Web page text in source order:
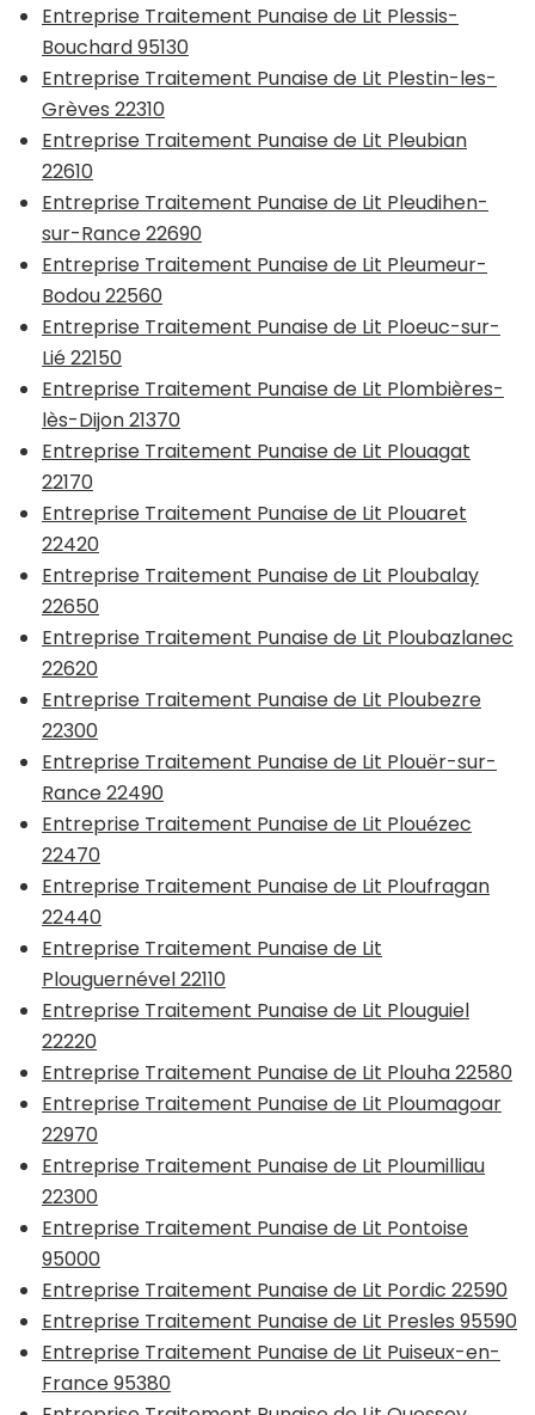
Entreprise Traitement Punaise de Lit Plessis-
Bouchard 95130
Entreprise Traitement Punaise de Lit Plestin-les-
Grèves 22310
Entreprise Traitement Punaise de Lit Pleubian
22610
Entreprise Traitement Punaise de Lit Pleudihen-
sur-Rance 22690
Entreprise Traitement Punaise de Lit Pleumeur-
Bodou 22560
Entreprise Traitement Punaise de Lit Ploeuc-sur-
Lié 22150
Entreprise Traitement Punaise de Lit Plombières-
lès-Dijon 21370
Entreprise Traitement Punaise de Lit Plouagat
22170
Entreprise Traitement Punaise de Lit Plouaret
22420
Entreprise Traitement Punaise de Lit Ploubalay
22650
Entreprise Traitement Punaise de Lit Ploubazlanec
22620
Entreprise Traitement Punaise de Lit Ploubezre
22300
Entreprise Traitement Punaise de Lit Plouër-sur-
Rance 22490
Entreprise Traitement Punaise de Lit Plouézec
22470
Entreprise Traitement Punaise de Lit Ploufragan
22440
Entreprise Traitement Punaise de Lit
Plouguernével 22110
Entreprise Traitement Punaise de Lit Plouguiel
22220
Entreprise Traitement Punaise de Lit Plouha 22580
Entreprise Traitement Punaise de Lit Ploumagoar
22970
Entreprise Traitement Punaise de Lit Ploumilliau
22300
Entreprise Traitement Punaise de Lit Pontoise
95000
Entreprise Traitement Punaise de Lit Pordic 22590
Entreprise Traitement Punaise de Lit Presles 95590
Entreprise Traitement Punaise de Lit Puiseux-en-
France 95380